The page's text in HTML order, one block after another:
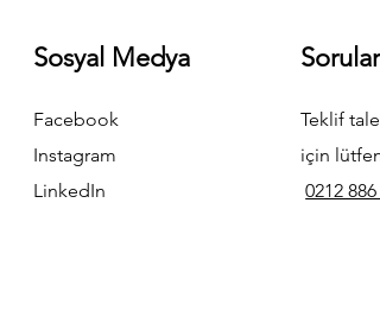
Sosyal Medya
Facebook
Instagram
LinkedIn
Sorular
Teklif
için
0212